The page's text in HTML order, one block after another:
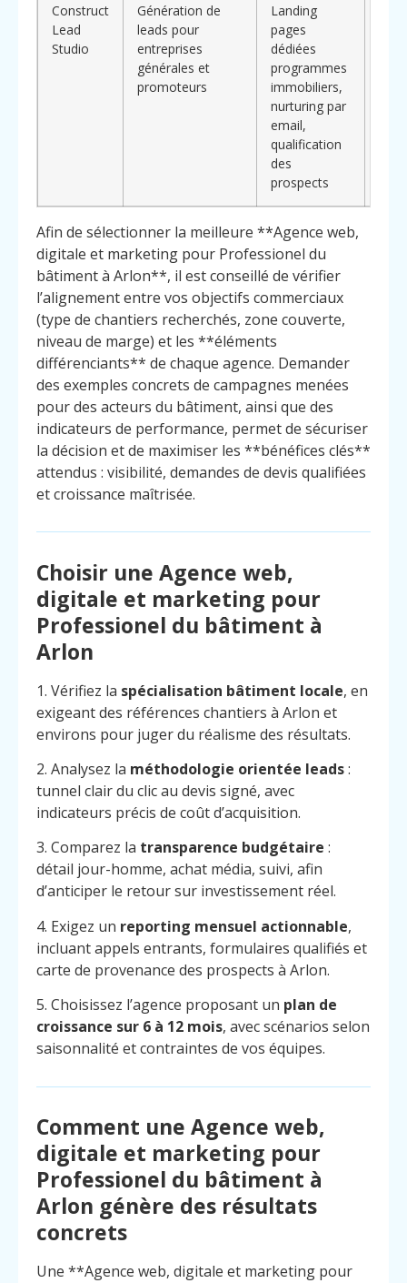
Construct
Lead
Studio
Génération de
leads pour
entreprises
générales et
promoteurs
Landing
pages
dédiées
programmes
immobiliers,
nurturing par
email,
qualification
des
prospects
Afin de sélectionner la meilleure **Agence web,
digitale et marketing pour Professionel du
bâtiment à Arlon**, il est conseillé de vérifier
l’alignement entre vos objectifs commerciaux
(type de chantiers recherchés, zone couverte,
niveau de marge) et les **éléments
différenciants** de chaque agence. Demander
des exemples concrets de campagnes menées
pour des acteurs du bâtiment, ainsi que des
indicateurs de performance, permet de sécuriser
la décision et de maximiser les **bénéfices clés**
attendus : visibilité, demandes de devis qualifiées
et croissance maîtrisée.
Choisir une Agence web,
digitale et marketing pour
Professionel du bâtiment à
Arlon
1. Vérifiez la spécialisation bâtiment locale, en
exigeant des références chantiers à Arlon et
environs pour juger du réalisme des résultats.
2. Analysez la méthodologie orientée leads:
tunnel clair du clic au devis signé, avec
indicateurs précis de coût d’acquisition.
3. Comparez la transparence budgétaire :
détail jour-homme, achat média, suivi, afin
d’anticiper le retour sur investissement réel.
4. Exigez un reporting mensuel actionnable,
incluant appels entrants, formulaires qualifiés et
carte de provenance des prospects à Arlon.
5. Choisissez l’agence proposant un plan de
croissance sur 6 à 12 mois, avec scénarios selon
saisonnalité et contraintes de vos équipes.
Comment une Agence web,
digitale et marketing pour
Professionel du bâtiment à
Arlon génère des résultats
concrets
Une **Agence web, digitale et marketing pour